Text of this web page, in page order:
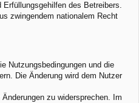
des Betreibers.
zwingendem nationalem Recht
Nutzungsbedingungen und die
Die Änderung wird dem Nutzer
zu widersprechen. Im